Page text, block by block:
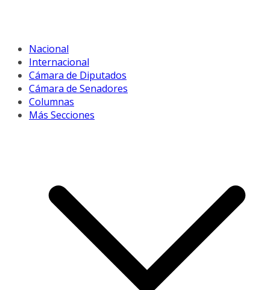
Nacional
Internacional
Cámara de Diputados
Cámara de Senadores
Columnas
Más Secciones